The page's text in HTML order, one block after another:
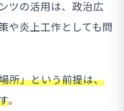
ツの活用は、政治広
や炎上工作としても問
所」という前提は、
。